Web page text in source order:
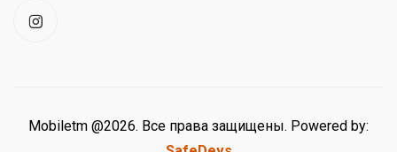
Mobiletm @2026. Все права защищены. Powered by: